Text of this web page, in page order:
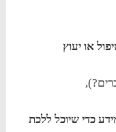
או יעוץ
כדי שיוכל ללכת